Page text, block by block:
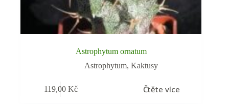
Astrophytum ornatum
Astrophytum,Kaktusy
119,00 Kč Čtěte více